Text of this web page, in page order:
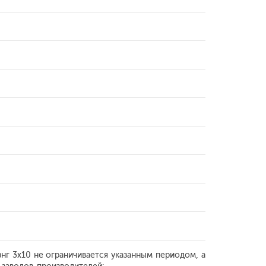
3x10 не ограничивается указанным периодом, а